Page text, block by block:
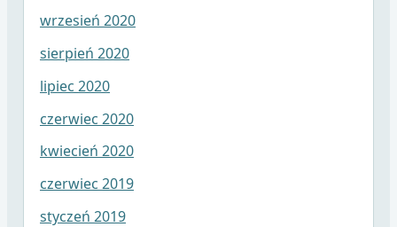
wrzesień 2020
sierpień 2020
lipiec 2020
czerwiec 2020
kwiecień 2020
czerwiec 2019
styczeń 2019